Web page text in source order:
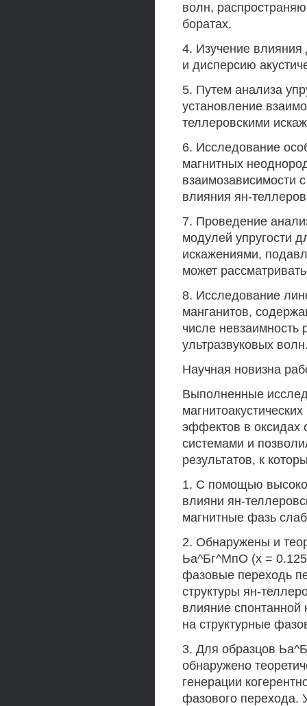
волн,
боратах.
4. Изучение
и дисперсию
5. Путем анализа
установление
теллеровскими
6. Исследование
магнитных
взаимозависимости
влияния ян-
7. Проведение
модулей упругости
искажениями,
может
8. Исследование
манганитов,
числе невзаимность
ультразвуковых
Научная новизна
Выполненные
эффектов в оксидах
системами и
результатов, к
1. С помощью
влияни ян-
магнитные фазь
2. Обнаружены и
Ьа^Бг^МпО (х =
фазовые переходь
структуры ян-
влияние спонтанной
на структурные
3. Для образцов
обнаружено
генерации
фазового перехода.